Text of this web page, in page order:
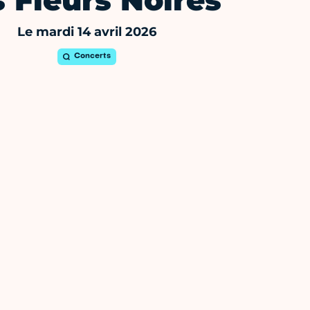
Le mardi 14 avril 2026
Concerts